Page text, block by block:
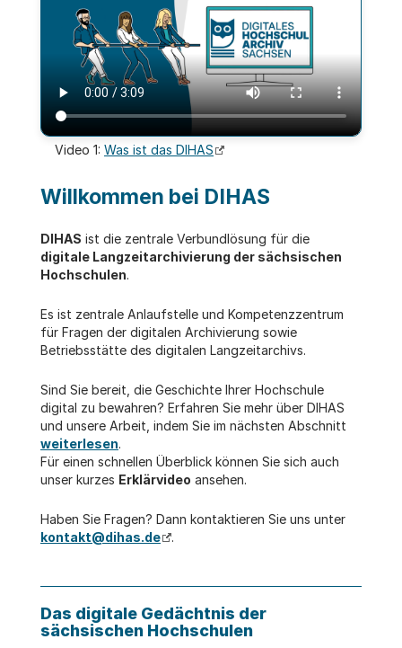
Video 1: Was ist das DIHAS
Willkommen bei DIHAS
DIHAS ist die zentrale Verbundlösung für die
digitale Langzeitarchivierung der sächsischen
Hochschulen.
Es ist zentrale Anlaufstelle und Kompetenzzentrum
für Fragen der digitalen Archivierung sowie
Betriebsstätte des digitalen Langzeitarchivs.
Sind Sie bereit, die Geschichte Ihrer Hochschule
digital zu bewahren? Erfahren Sie mehr über DIHAS
und unsere Arbeit, indem Sie im nächsten Abschnitt
weiterlesen.
Für einen schnellen Überblick können Sie sich auch
unser kurzes Erklärvideo ansehen.
Haben Sie Fragen? Dann kontaktieren Sie uns unter
kontakt@dihas.de
.
Das digitale Gedächtnis der
sächsischen Hochschulen